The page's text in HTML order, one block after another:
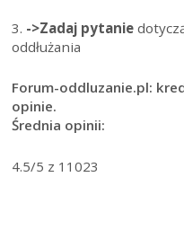
3. ->Zadaj pytanie
oddłużania
Forum-oddluzanie.pl:
opinie.
Średnia opinii:
4.5/5 z 11023